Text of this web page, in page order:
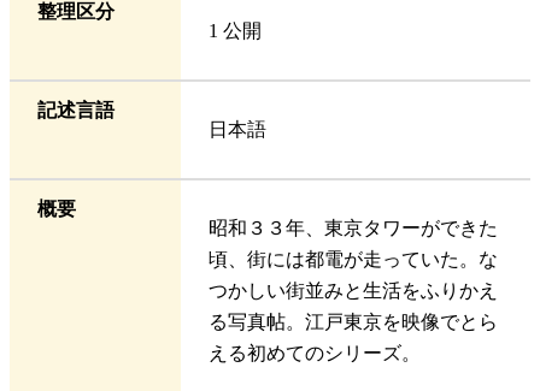
整理区分
1 公開
記述言語
日本語
概要
昭和３３年、東京タワーができた
頃、街には都電が走っていた。な
つかしい街並みと生活をふりかえ
る写真帖。江戸東京を映像でとら
える初めてのシリーズ。